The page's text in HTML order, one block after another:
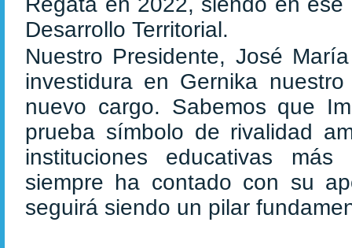
Desarrollo Territorial.
Nuestro Presidente, José
investidura en Gernika
nuevo cargo. Sabemos que
prueba símbolo de rivalidad
instituciones educativas
siempre ha contado con su
seguirá siendo un pilar